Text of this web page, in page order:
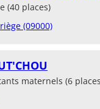
(40 places)
(09000)
maternels (6